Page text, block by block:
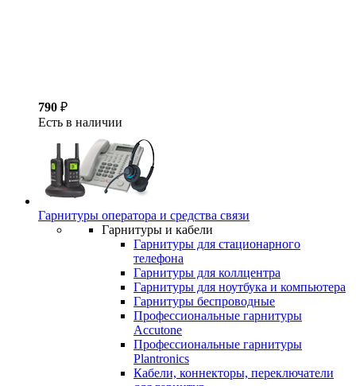
790 ₽
Есть в наличии
Гарнитуры оператора и средства связи
Гарнитуры и кабели
Гарнитуры для стационарного
телефона
Гарнитуры для коллцентра
Гарнитуры для ноутбука и компьютера
Гарнитуры беспроводные
Профессиональные гарнитуры
Accutone
Профессиональные гарнитуры
Plantronics
Кабели, коннекторы, переключатели